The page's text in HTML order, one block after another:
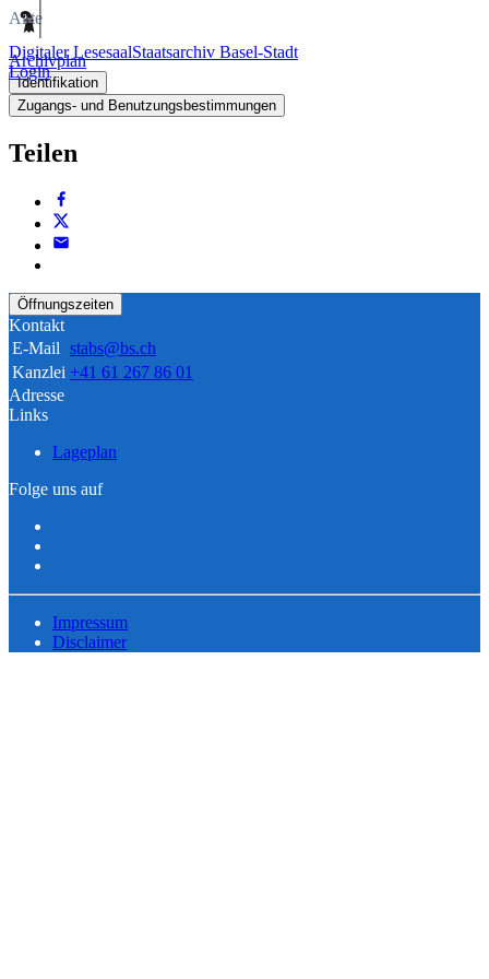
Digitaler LesesaalStaatsarchiv Basel-Stadt
Login
Akte
Archivplan
Identifikation
Zugangs- und Benutzungsbestimmungen
Teilen
Öffnungszeiten
Kontakt
E-Mail stabs@bs.ch
Kanzlei +41 61 267 86 01
Adresse
Links
Lageplan
Folge uns auf
Impressum
Disclaimer